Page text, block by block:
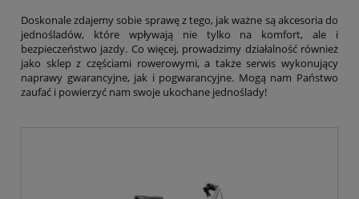
Doskonale zdajemy sobie sprawę z tego, jak ważne są akcesoria do
jednośladów, które wpływają nie tylko na komfort, ale i
bezpieczeństwo jazdy. Co więcej, prowadzimy działalność również
jako sklep z częściami rowerowymi, a także serwis wykonujący
naprawy gwarancyjne, jak i pogwarancyjne. Mogą nam Państwo
zaufać i powierzyć nam swoje ukochane jednoślady!